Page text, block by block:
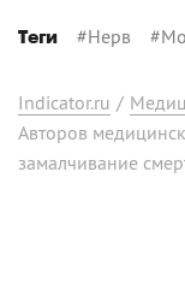
Теги #Нерв #
Indicator.ru /
Авторов
замалчивание